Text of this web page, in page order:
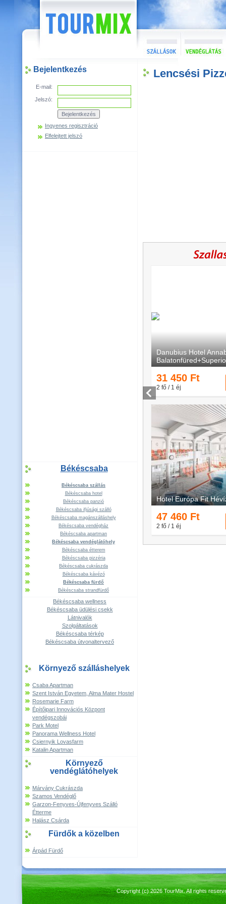
Bejelentkezés
E-mail:
Jelszó:
Ingyenes regisztráció
Elfelejtett jelszó
Békéscsaba
Békéscsaba szállás
Békéscsaba hotel
Békéscsaba panzió
Békéscsaba ifjúsági szálló
Békéscsaba magánszálláshely
Békéscsaba vendégház
Békéscsaba apartman
Békéscsaba vendéglátóhely
Békéscsaba étterem
Békéscsaba pizzéria
Békéscsaba cukrászda
Békéscsaba kávézó
Békéscsaba fürdő
Békéscsaba strandfürdő
Békéscsaba wellness
Békéscsaba üdülési csekk
Látnivalók
Szolgáltatások
Békéscsaba térkép
Békéscsaba útvonaltervező
Környező szálláshelyek
Csaba Apartman
Szent István Egyetem, Alma Mater Hostel
Rosemarie Farm
Építőipari Innovációs Központ
vendégszobái
Park Motel
Panorama Wellness Hotel
Csiernyik Lovasfarm
Katalin Apartman
Környező
vendéglátóhelyek
Márvány Cukrászda
Szamos Vendéglő
Garzon-Fenyves-Újfenyves Szálló
Étterme
Halász Csárda
Fürdők a közelben
Árpád Fürdő
Lencsési
Copyright (c) 2026 TourMix. All rights